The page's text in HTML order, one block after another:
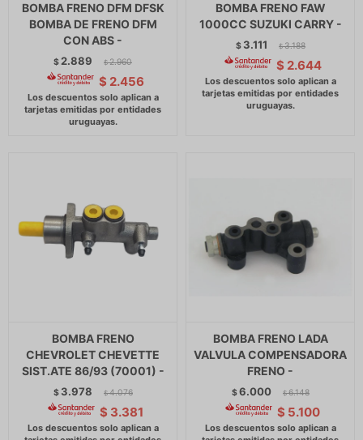
BOMBA FRENO DFM DFSK
BOMBA DE FRENO DFM
CON ABS -
$ 2.889 $ 2.960
$ 2.456
BOMBA FRENO FAW
1000CC SUZUKI CARRY -
$ 3.111 $ 3.188
$ 2.644
BOMBA FRENO
CHEVROLET CHEVETTE
SIST.ATE 86/93 (70001) -
$ 3.978 $ 4.076
$ 3.381
BOMBA FRENO LADA
VALVULA COMPENSADORA
FRENO -
$6.000 $ 6.148
$ 5.100